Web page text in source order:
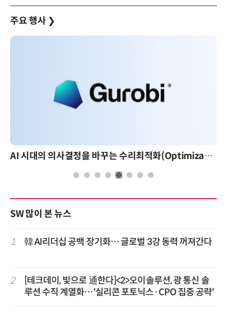
주요 행사 ❯
AI 시대의 의사결정을 바꾸는 수리최적화(Optimization): 실제 산업 적용 사례와 활용 전략
SW 많이 본 뉴스
1 韓 AI리더십 공백 장기화… 글로벌 3강 동력 꺼져간다
2
[테크데이, 빛으로 通한다]<2>오이솔루션, 광 통신 솔
루션 수직 계열화…'실리콘 포토닉스·CPO 집중 공략'